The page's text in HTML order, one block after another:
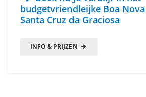
budgetvriendleijke Boa
Santa Cruz da Graciosa
INFO & PRIJZEN